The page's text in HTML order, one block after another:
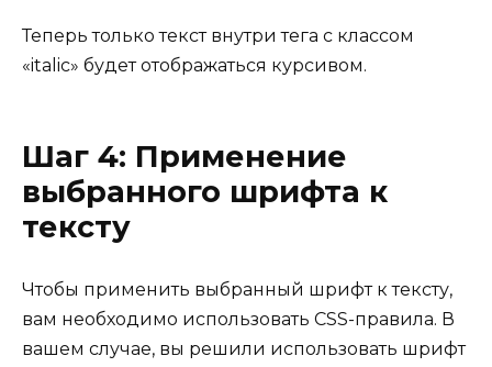
Теперь только текст внутри тега с классом
«italic» будет отображаться курсивом.
Шаг 4: Применение
выбранного шрифта к
тексту
Чтобы применить выбранный шрифт к тексту,
вам необходимо использовать CSS-правила. В
вашем случае, вы решили использовать шрифт